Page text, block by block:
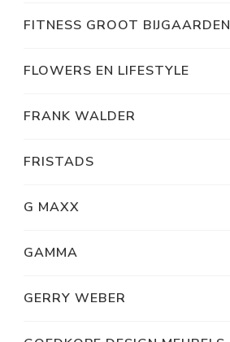
FITNESS GROOT BIJGAARDEN
FLOWERS EN LIFESTYLE
FRANK WALDER
FRISTADS
G MAXX
GAMMA
GERRY WEBER